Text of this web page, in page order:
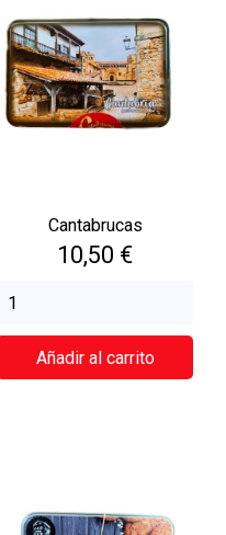
Cantabrucas
Precio
10,50 €
Añadir al carrito